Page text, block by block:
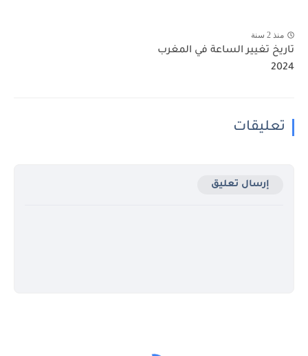
منذ 2 سنة
تاريخ تغيير الساعة في المغرب
2024
تعليقات
إرسال تعليق